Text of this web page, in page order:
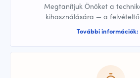
Megtanítjuk Önöket a
kihasználására — a
További információk: